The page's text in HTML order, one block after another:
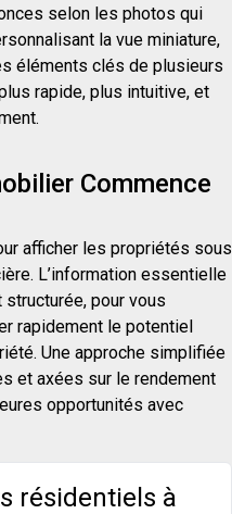
selon les photos qui
la vue miniature,
éléments clés de plusieurs
rapide, plus intuitive, et
Commence
afficher les propriétés sous
L’information essentielle
pour vous
rapidement le potentiel
Une approche simplifiée
et axées sur le rendement
opportunités avec
résidentiels à